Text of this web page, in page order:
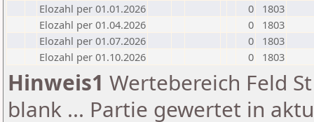
Elozahl per 01.01.2026
0
1803
Elozahl per 01.04.2026
0
1803
Elozahl per 01.07.2026
0
1803
Elozahl per 01.10.2026
0 1803
Hinweis1 Wertebereich Feld
blank ... Partie gewertet in